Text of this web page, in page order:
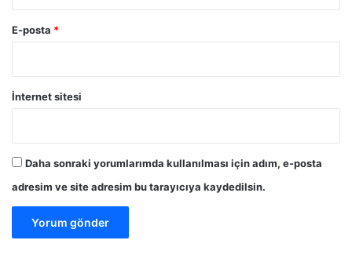
E-posta *
İnternet sitesi
Daha sonraki yorumlarımda kullanılması için adım, e-posta
adresim ve site adresim bu tarayıcıya kaydedilsin.